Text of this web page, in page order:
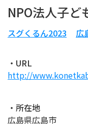
NPO法人子ど
スグくるん2023 広
・URL
http://
・所在地
広島県広島市